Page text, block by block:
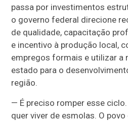
passa por investimentos
o governo federal direcione
de qualidade, capacitação
e incentivo à produção local,
empregos formais e utilizar a
estado para o
região.
— É preciso romper esse
quer viver de esmolas. O